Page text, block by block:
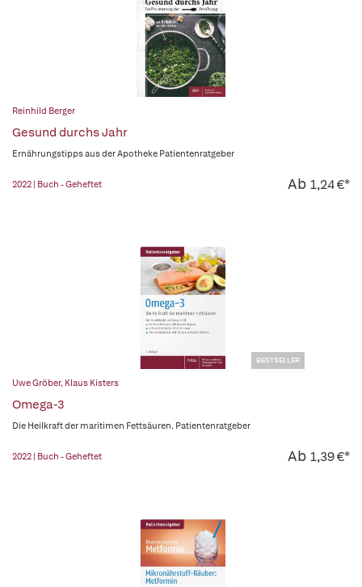
Reinhild Berger
Gesund durchs Jahr
Ernährungstipps aus der Apotheke Patientenratgeber
2022 | Buch - Geheftet Ab 1,24 €*
BESTSELLER
Uwe Gröber, Klaus Kisters
Omega-3
Die Heilkraft der maritimen Fettsäuren. Patientenratgeber
2022 | Buch - Geheftet Ab 1,39 €*